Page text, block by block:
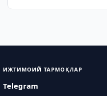
ИЖТИМОИЙ ТАРМОҚЛАР
Telegram